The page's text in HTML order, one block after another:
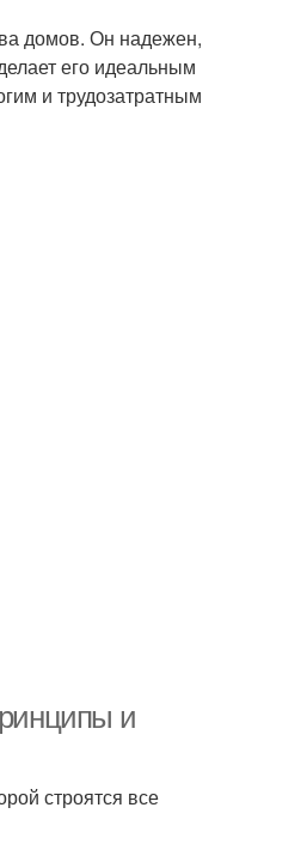
домов. Он надежен,
его идеальным
и трудозатратным
и
строятся все